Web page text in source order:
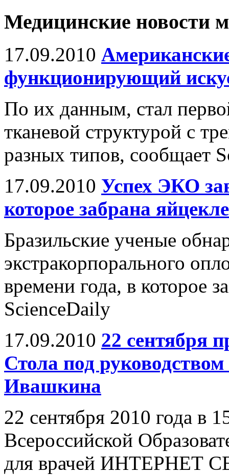
Медицинские новости
17.09.2010
функционирующий
По их данным, стал
тканевой структурой с
разных типов, сообщает
17.09.2010 Успех ЭКО
которое забрана
Бразильские ученые
экстракорпорального
времени года, в которое
ScienceDaily
17.09.2010 22 сентября
Стола под
Ивашкина
22 сентября 2010 года в
Всероссийской
для врачей ИНТЕРНЕТ